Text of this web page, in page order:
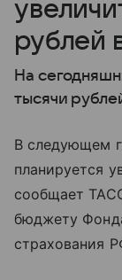
рублей
На
тысячи
В следующем
планируется
сообщает
бюджету
страхования